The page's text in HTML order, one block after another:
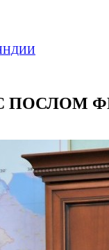
ПОСЛОМ